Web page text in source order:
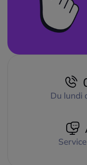
Du lundi